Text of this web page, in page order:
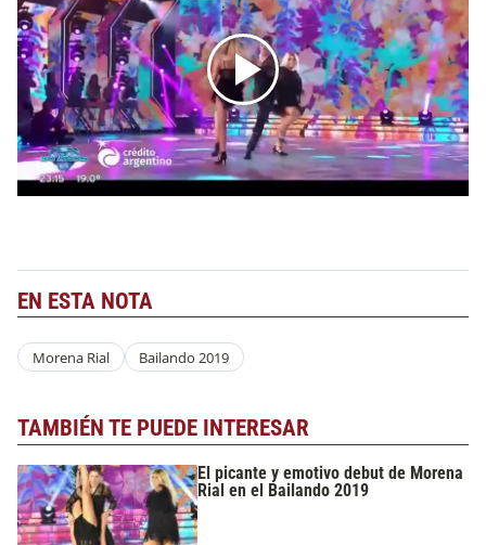
EN ESTA NOTA
Morena Rial Bailando 2019
TAMBIÉN TE PUEDE INTERESAR
El picante y emotivo debut de Morena
Rial en el Bailando 2019